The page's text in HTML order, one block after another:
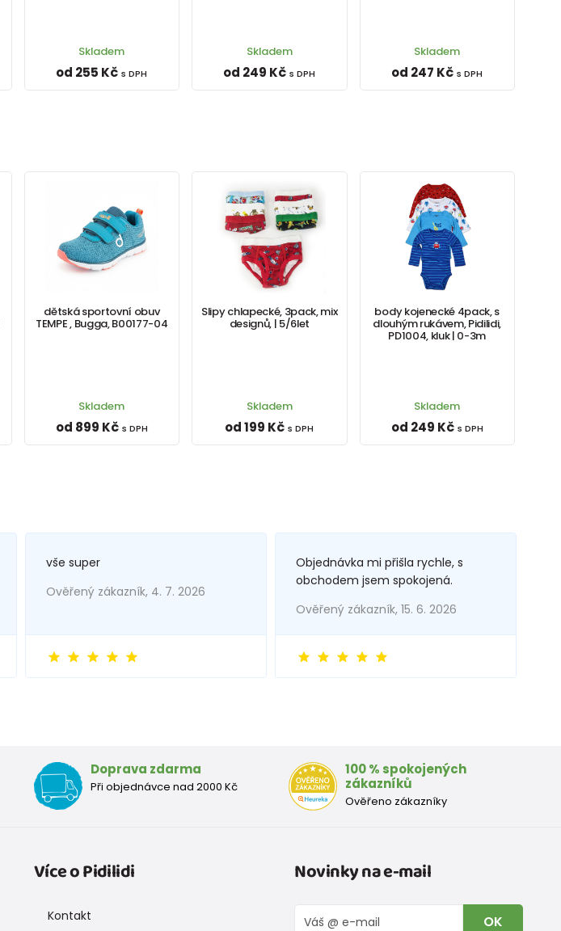
Skladem
od 255 Kč s DPH
Skladem
od 249 Kč s DPH
Skladem
od 247 Kč s DPH
dětská sportovní obuv
TEMPE , Bugga, B00177-04
Skladem
od 899 Kč s DPH
Slipy chlapecké, 3pack, mix
designů, | 5/6let
Skladem
od 199 Kč s DPH
body kojenecké 4pack, s
dlouhým rukávem, Pidilidi,
PD1004, kluk | 0-3m
Skladem
od 249 Kč s DPH
vše super
Ověřený zákazník, 4. 7. 2026
Objednávka mi přišla rychle, s
obchodem jsem spokojená.
Ověřený zákazník, 15. 6. 2026
Doprava zdarma
Při objednávce nad 2000 Kč
100 % spokojených
zákazníků
Ověřeno zákazníky
Více o Pidilidi
Kontakt
Novinky na e-mail
OK